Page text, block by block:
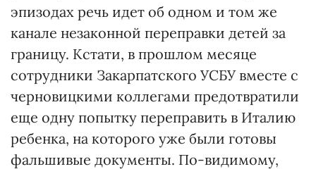
эпизодах речь идет об одном и том же
канале незаконной переправки детей за
границу. Кстати, в прошлом месяце
сотрудники Закарпатского УСБУ вместе с
черновицкими коллегами предотвратили
еще одну попытку переправить в Италию
ребенка, на которого уже были готовы
фальшивые документы. По-видимому,